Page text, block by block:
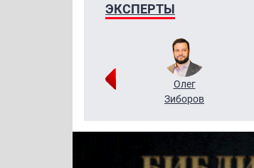
ЭКСПЕРТЫ
Олег
Зиборов